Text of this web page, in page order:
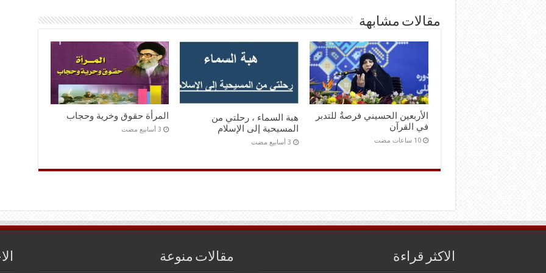
مقالات مشابهة
الأربعين الحسيني فرصةٌ للتدبر
في القرآن
‏10 ساعات مضت
هبة السماء ، رحلتي من
المسيحية إلى الإسلام
المرأة حقوق وخرية وحجاب
الاكثر قراءة مقالات منوعة